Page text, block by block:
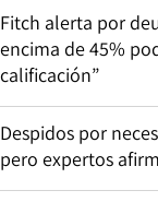
Fitch alerta por
encima de 45%
calificación”
Despidos por
pero expertos